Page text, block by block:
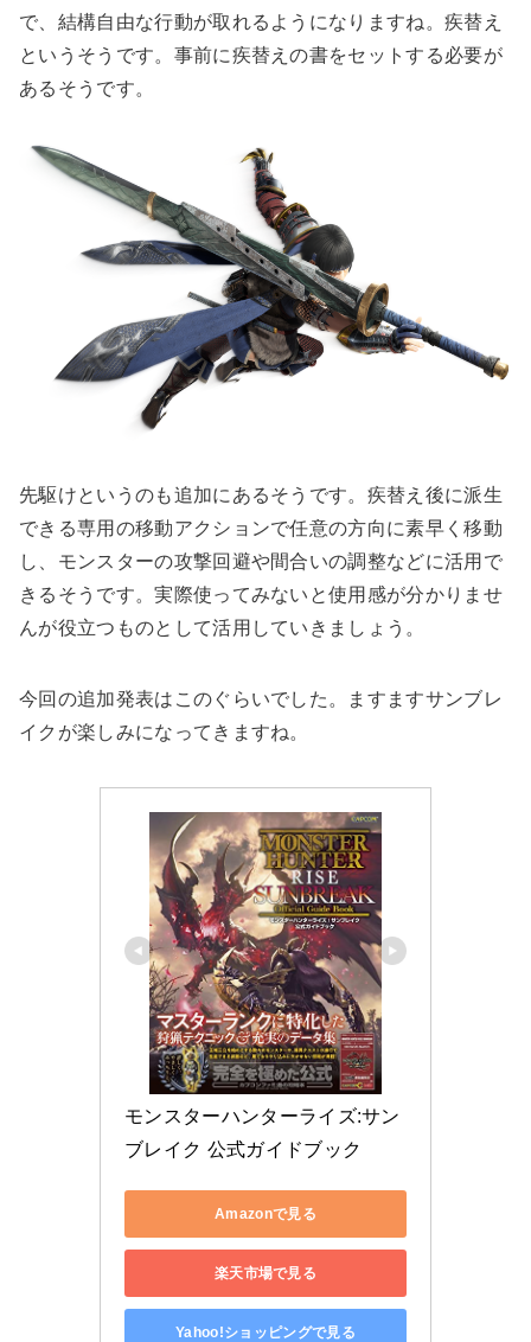
で、結構自由な行動が取れるようになりますね。疾替え
というそうです。事前に疾替えの書をセットする必要が
あるそうです。
先駆けというのも追加にあるそうです。疾替え後に派生
できる専用の移動アクションで任意の方向に素早く移動
し、モンスターの攻撃回避や間合いの調整などに活用で
きるそうです。実際使ってみないと使用感が分かりませ
んが役立つものとして活用していきましょう。
今回の追加発表はこのぐらいでした。ますますサンブレ
イクが楽しみになってきますね。
モンスターハンターライズ:サン
ブレイク 公式ガイドブック
Amazonで見る
楽天市場で見る
Yahoo!ショッピングで見る